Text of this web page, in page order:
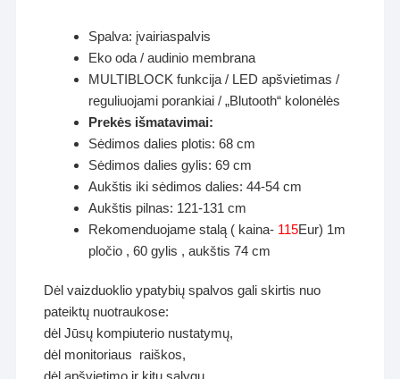
Spalva: įvairiaspalvis
Eko oda / audinio membrana
MULTIBLOCK funkcija / LED apšvietimas /
reguliuojami porankiai / „Blutooth“ kolonėlės
Prekės išmatavimai:
Sėdimos dalies plotis: 68 cm
Sėdimos dalies gylis: 69 cm
Aukštis iki sėdimos dalies: 44-54 cm
Aukštis pilnas: 121-131 cm
Rekomenduojame stalą ( kaina- 115Eur) 1m
pločio , 60 gylis , aukštis 74 cm
Dėl vaizduoklio ypatybių spalvos gali skirtis nuo
pateiktų nuotraukose:
dėl Jūsų kompiuterio nustatymų,
dėl monitoriaus raiškos,
dėl apšvietimo ir kitų sąlygų.